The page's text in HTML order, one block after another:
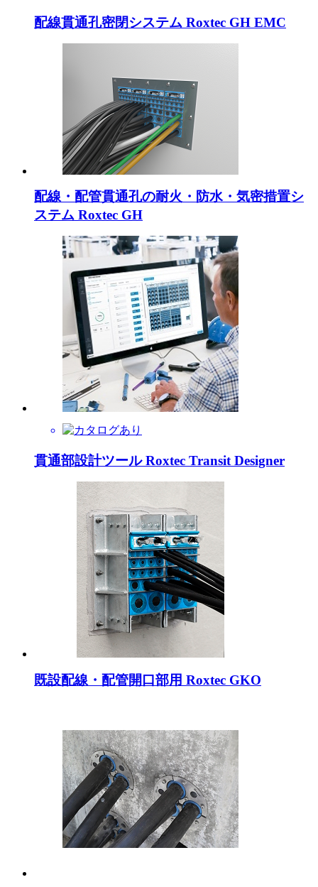
配線貫通孔密閉システム Roxtec GH EMC
配線・配管貫通孔の耐火・防水・気密措置シ
ステム Roxtec GH
貫通部設計ツール Roxtec Transit Designer
既設配線・配管開口部用 Roxtec GKO